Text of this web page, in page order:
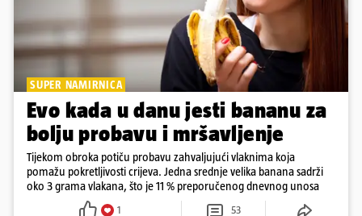
SUPER NAMIRNICA
Evo kada u danu jesti bananu za
bolju probavu i mršavljenje
Tijekom obroka potiču probavu zahvaljujući vlaknima koja
pomažu pokretljivosti crijeva. Jedna srednje velika banana sadrži
oko 3 grama vlakana, što je 11 % preporučenog dnevnog unosa
1 53